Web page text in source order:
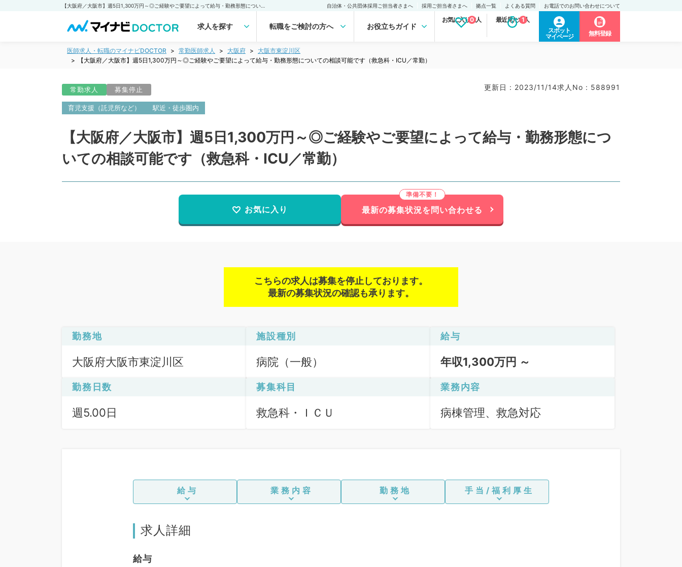
自治体・公共団体採用ご担当者さまへ 採用ご担当者さまへ 拠点一覧 よくある質問 お電話でのお問い合わせについて
求人を探す 転職をご検討の方へ お役立ちガイド
お気に入り求人
0 最近見た求人
1
スポット
マイページ
無料登録
医師求人・転職のマイナビDOCTOR 常勤医師求人 大阪府
大阪市東淀川区
【大阪府／大阪市】週5日1,300万円～◎ご経験やご要望によって給与・勤務形態についての相談可能です（救急科・ICU／常勤）
常勤求人 募集停止 更新日 : 2023/11/14求人No : 588991
育児支援（託児所など） 駅近・徒歩圏内
【大阪府／大阪市】週5日1,300万円～◎ご経験やご要望によって給与・勤務形態につ
いての相談可能です（救急科・ICU／常勤）
お気に入り 最新の募集状況を問い合わせる
こちらの求人は募集を停止しております。
最新の募集状況の確認も承ります。
勤務地
大阪府大阪市東淀川区
施設種別
病院（一般）
給与
年収1,300万円 ～
勤務日数
週5.00日
募集科目
救急科・ＩＣＵ
業務内容
病棟管理、救急対応
給与 業務内容 勤務地 手当/福利厚生
求人詳細
給与